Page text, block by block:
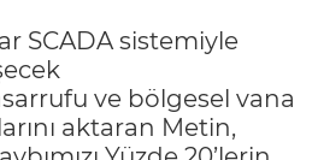
SCADA sistemiyle
ve bölgesel vana
aktaran Metin,